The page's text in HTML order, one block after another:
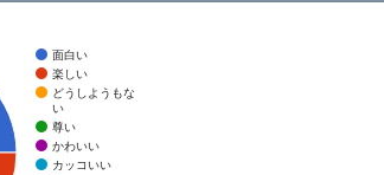
面白い
楽しい
どうしようもな
い
尊い
かわいい
カッコいい